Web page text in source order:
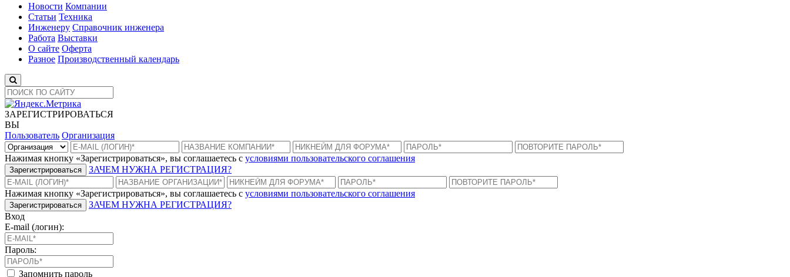
Новости Компании
Статьи Техника
Инженеру Справочник инженера
Работа Выставки
О сайте Оферта
Разное Производственный календарь
ЗАРЕГИСТРИРОВАТЬСЯ
ВЫ
Пользователь Организация
Нажимая кнопку «Зарегистрироваться», вы соглашаетесь с условиями пользовательского соглашения
Зарегистрироваться ЗАЧЕМ НУЖНА РЕГИСТРАЦИЯ?
Нажимая кнопку «Зарегистрироваться», вы соглашаетесь с условиями пользовательского соглашения
Зарегистрироваться
ЗАЧЕМ НУЖНА РЕГИСТРАЦИЯ?
Вход
E-mail (логин):
Пароль:
Запомнить пароль